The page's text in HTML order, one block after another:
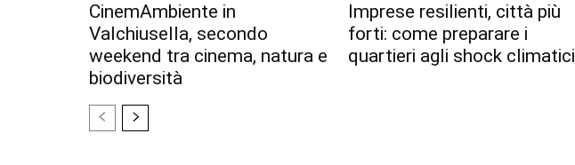
CinemAmbiente in
Valchiusella, secondo
weekend tra cinema, natura e
biodiversità
Imprese resilienti, città più
forti: come preparare i
quartieri agli shock climatici